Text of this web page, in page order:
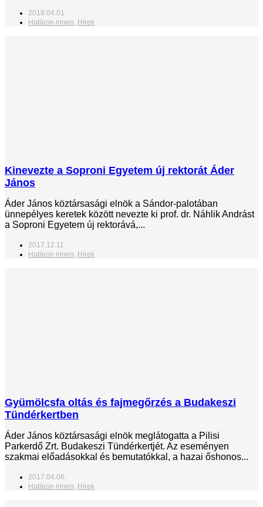
2019.04.01.
Határon innen, Hírek
Kinevezte a Soproni Egyetem új rektorát Áder
János
Áder János köztársasági elnök a Sándor-palotában
ünnepélyes keretek között nevezte ki prof. dr. Náhlik Andrást
a Soproni Egyetem új rektorává,...
2017.12.11.
Határon innen Hírek
Gyümölcsfa oltás és fajmegőrzés a Budakeszi
Tündérkertben
Áder János köztársasági elnök meglátogatta a Pilisi
Parkerdő Zrt. Budakeszi Tündérkertjét. Az eseményen
szakmai előadásokkal és bemutatókkal, a hazai őshonos...
2017.04.06.
Határon innen Hírek